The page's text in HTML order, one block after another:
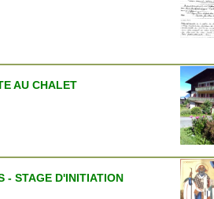
AU CHALET
- STAGE D'INITIATION